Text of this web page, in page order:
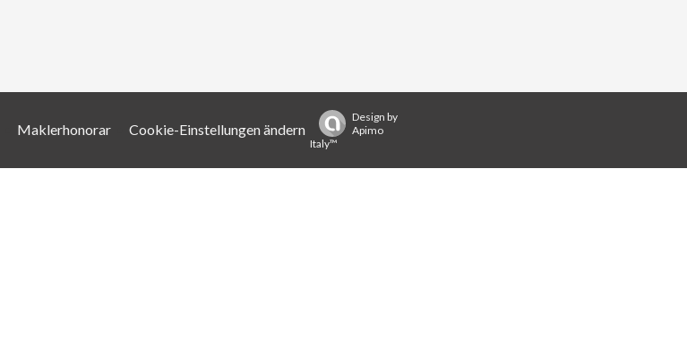
Maklerhonorar Cookie-Einstellungen ändern
Design by
Apimo
Italy™